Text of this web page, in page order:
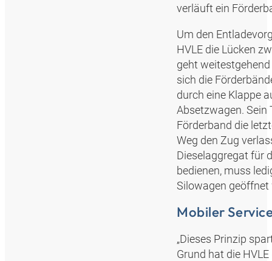
verläuft ein
Um den
HVLE die Lücken
geht
sich die
durch eine Klappe
Absetzwagen.
Förderband die
Weg den Zug
Dieselaggregat für
bedienen, muss
Silowagen geöffnet
Mobiler
„Dieses Prinzip
Grund hat die